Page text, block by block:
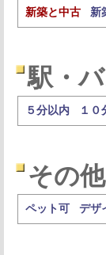
新築と中古 新
駅・
５分以内 １０
その
ペット可 デザ